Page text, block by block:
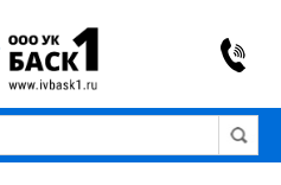
Вкл Изображения: Выкл